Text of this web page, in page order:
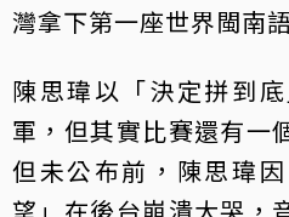
灣拿下第一座世界閩南
陳思瑋以「決定拼到
軍，但其實比賽還有一
但未公布前，陳思瑋
望」在後台崩潰大哭，